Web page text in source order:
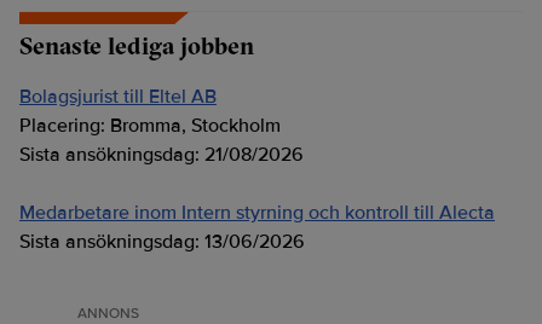
Senaste lediga jobben
Bolagsjurist till Eltel AB
Placering: Bromma, Stockholm
Sista ansökningsdag: 21/08/2026
Medarbetare inom Intern styrning och kontroll till Alecta
Sista ansökningsdag: 13/06/2026
ANNONS